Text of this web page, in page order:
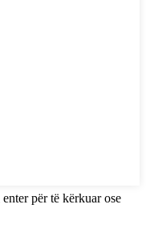
për të kërkuar ose